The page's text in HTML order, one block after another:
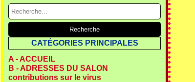
CATÉGORIES PRINCIPALES
A - ACCUEIL
B - ADRESSES DU SALON
contributions sur le virus